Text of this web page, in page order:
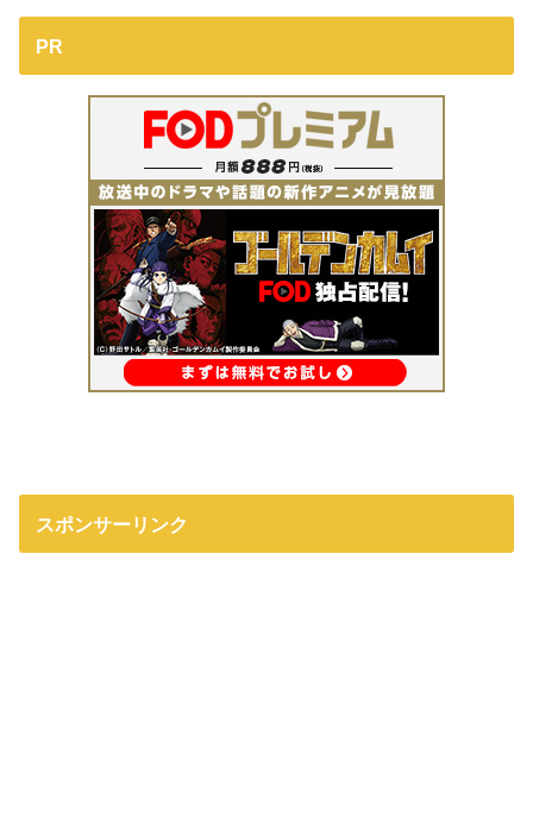
PR
スポンサーリンク